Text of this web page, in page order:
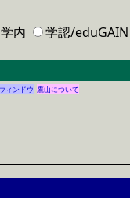
学内 学認/eduGAIN
ウィンドウ 鷹山について